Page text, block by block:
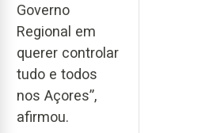
Governo
Regional em
querer controlar
tudo e todos
nos Açores”,
afirmou.